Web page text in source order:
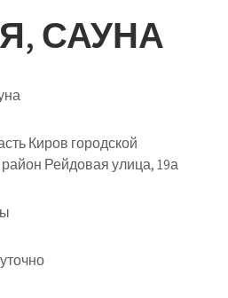
САУНА
Киров городской
Рейдовая улица, 19а